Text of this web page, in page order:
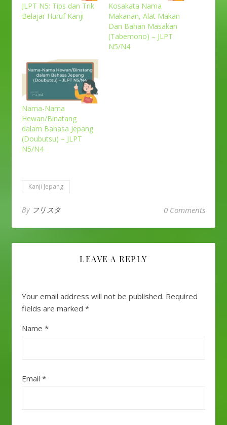
JLPT N5: Tips dan Trik
Belajar Huruf Kanji
Kosakata Nama
Makanan, Alat Makan
Dan Bahan Masakan
(Tabemono) – JLPT
N5/N4
Nama-Nama
Hewan/Binatang
dalam Bahasa Jepang
(Doubutsu) – JLPT
N5/N4
Kanji Jepang
By フリスタ 0 Comments
LEAVE A REPLY
Your email address will not be published. Required
fields are marked *
Name *
Email *